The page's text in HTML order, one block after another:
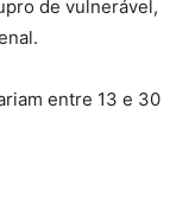
de vulnerável,
entre 13 e 30